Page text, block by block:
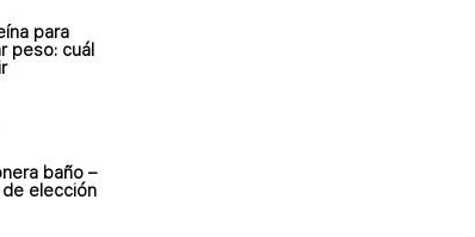
para
peso: cuál
baño –
de elección